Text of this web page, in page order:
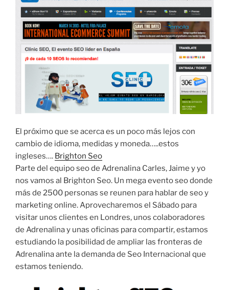
El próximo que se acerca es un poco más lejos con
cambio de idioma, medidas y moneda…..estos
ingleses…. Brighton Seo
Parte del equipo seo de Adrenalina Carles, Jaime y yo
nos vamos al Brighton Seo. Un mega evento seo donde
más de 2500 personas se reunen para hablar de seo y
marketing online. Aprovecharemos el Sábado para
visitar unos clientes en Londres, unos colaboradores
de Adrenalina y unas oficinas para compartir, estamos
estudiando la posibilidad de ampliar las fronteras de
Adrenalina ante la demanda de Seo Internacional que
estamos teniendo.